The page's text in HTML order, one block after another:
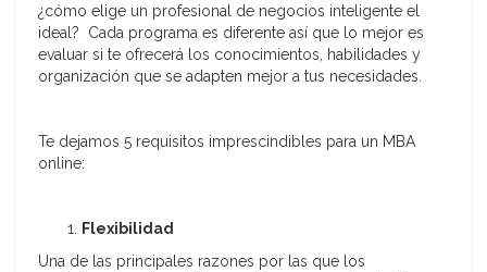
¿cómo elige un profesional de negocios inteligente el
ideal? Cada programa es diferente así que lo mejor es
evaluar si te ofrecerá los conocimientos, habilidades y
organización que se adapten mejor a tus necesidades.
Te dejamos 5 requisitos imprescindibles para un MBA
online:
Flexibilidad
Una de las principales razones por las que los